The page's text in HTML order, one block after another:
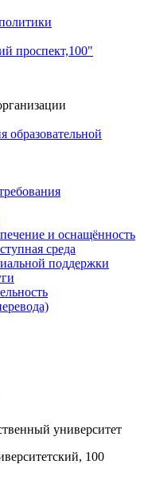
проспект,100"
образовательной
и оснащённость
среда
поддержки
университет
100